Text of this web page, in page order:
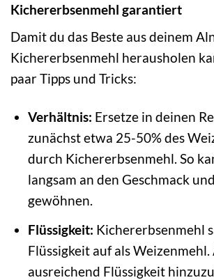
Kichererbsenmehl garantiert
Damit du das Beste aus deinem
Kichererbsenmehl herausholen
paar Tipps und Tricks:
Verhältnis: Ersetze in deinen
zunächst etwa 25-50% des
durch Kichererbsenmehl. So
langsam an den Geschmack
gewöhnen.
Flüssigkeit: Kichererbsenmehl
Flüssigkeit auf als
ausreichend Flüssigkeit